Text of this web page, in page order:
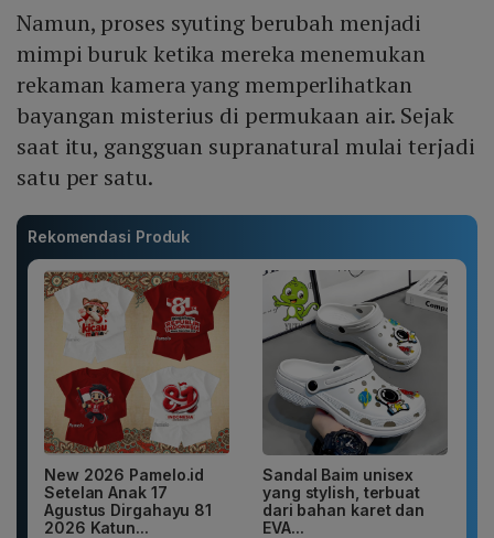
Namun, proses syuting berubah menjadi
mimpi buruk ketika mereka menemukan
rekaman kamera yang memperlihatkan
bayangan misterius di permukaan air. Sejak
saat itu, gangguan supranatural mulai terjadi
satu per satu.
Rekomendasi Produk
New 2026 Pamelo.id
Setelan Anak 17
Agustus Dirgahayu 81
2026 Katun...
Sandal Baim unisex
yang stylish, terbuat
dari bahan karet dan
EVA...